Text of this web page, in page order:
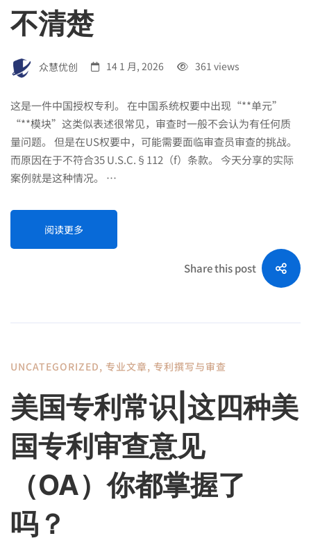
不清楚
众慧优创 14 1 月, 2026 361 views
这是一件中国授权专利。 在中国系统权要中出现“**单元”
“**模块”这类似表述很常见，审查时一般不会认为有任何质
量问题。 但是在US权要中，可能需要面临审查员审查的挑战。
而原因在于不符合35 U.S.C.§112（f）条款。 今天分享的实际
案例就是这种情况。 …
阅读更多
Share this post
UNCATEGORIZED, 专业文章, 专利撰写与审查
美国专利常识|这四种美
国专利审查意见
（OA）你都掌握了
吗？